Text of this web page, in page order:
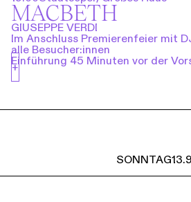
MACBETH
GIUSEPPE VERDI
Im Anschluss Premierenfeier mit
alle Besucher:innen
Einführung 45 Minuten vor der
+
SONNTAG